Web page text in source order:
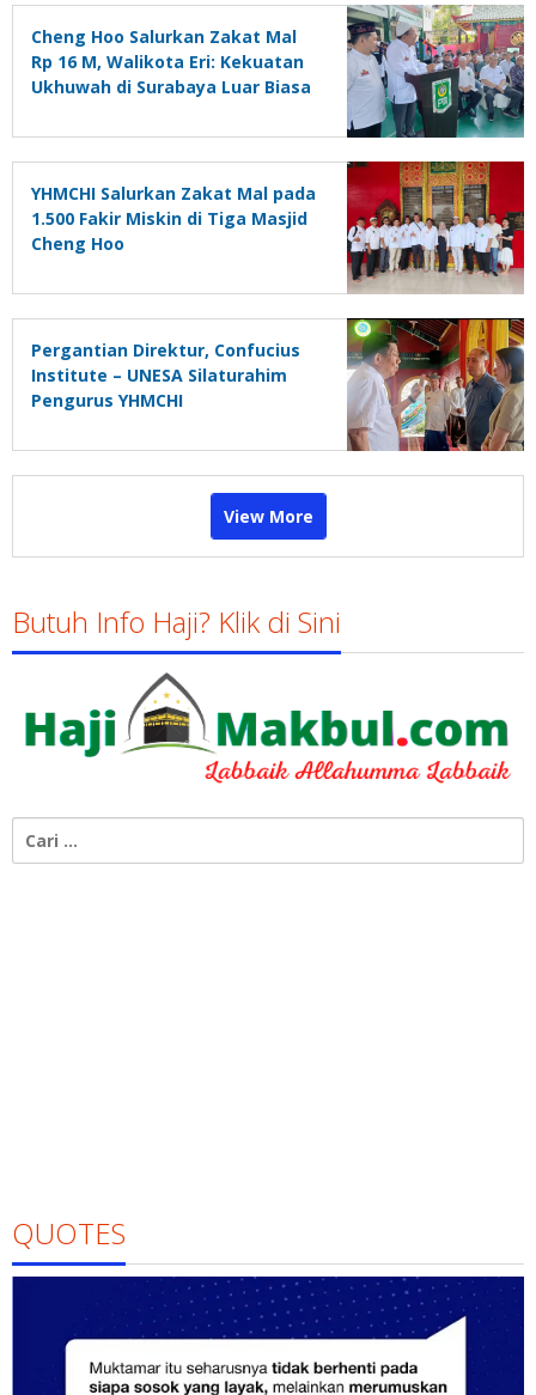
Cheng Hoo Salurkan Zakat Mal
Rp 16 M, Walikota Eri: Kekuatan
Ukhuwah di Surabaya Luar Biasa
YHMCHI Salurkan Zakat Mal pada
1.500 Fakir Miskin di Tiga Masjid
Cheng Hoo
Pergantian Direktur, Confucius
Institute – UNESA Silaturahim
Pengurus YHMCHI
View More
Butuh Info Haji? Klik di Sini
untuk:
QUOTES